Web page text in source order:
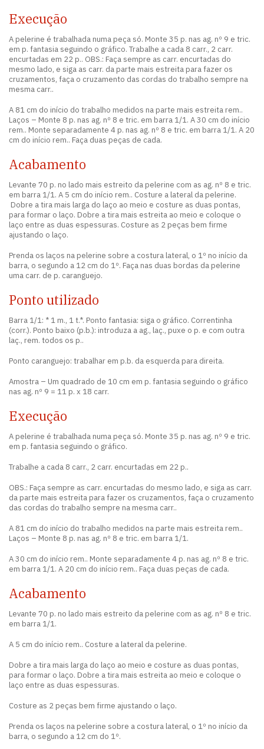
Execução
A pelerine é trabalhada numa peça só. Monte 35 p. nas ag. nº 9 e tric.
em p. fantasia seguindo o gráfico. Trabalhe a cada 8 carr., 2 carr.
encurtadas em 22 p.. OBS.: Faça sempre as carr. encurtadas do
mesmo lado, e siga as carr. da parte mais estreita para fazer os
cruzamentos, faça o cruzamento das cordas do trabalho sempre na
mesma carr..
A 81 cm do início do trabalho medidos na parte mais estreita rem..
Laços – Monte 8 p. nas ag. nº 8 e tric. em barra 1/1. A 30 cm do início
rem.. Monte separadamente 4 p. nas ag. nº 8 e tric. em barra 1/1. A 20
cm do início rem.. Faça duas peças de cada.
Acabamento
Levante 70 p. no lado mais estreito da pelerine com as ag. nº 8 e tric.
em barra 1/1. A 5 cm do início rem.. Costure a lateral da pelerine.
Dobre a tira mais larga do laço ao meio e costure as duas pontas,
para formar o laço. Dobre a tira mais estreita ao meio e coloque o
laço entre as duas espessuras. Costure as 2 peças bem firme
ajustando o laço.
Prenda os laços na pelerine sobre a costura lateral, o 1º no início da
barra, o segundo a 12 cm do 1º. Faça nas duas bordas da pelerine
uma carr. de p. caranguejo.
Ponto utilizado
Barra 1/1: * 1 m., 1 t.*. Ponto fantasia: siga o gráfico. Correntinha
(corr.). Ponto baixo (p.b.): introduza a ag., laç., puxe o p. e com outra
laç., rem. todos os p..
Ponto caranguejo: trabalhar em p.b. da esquerda para direita.
Amostra – Um quadrado de 10 cm em p. fantasia seguindo o gráfico
nas ag. nº 9 = 11 p. x 18 carr.
Execução
A pelerine é trabalhada numa peça só. Monte 35 p. nas ag. nº 9 e tric.
em p. fantasia seguindo o gráfico.
Trabalhe a cada 8 carr., 2 carr. encurtadas em 22 p..
OBS.: Faça sempre as carr. encurtadas do mesmo lado, e siga as carr.
da parte mais estreita para fazer os cruzamentos, faça o cruzamento
das cordas do trabalho sempre na mesma carr..
A 81 cm do início do trabalho medidos na parte mais estreita rem..
Laços – Monte 8 p. nas ag. nº 8 e tric. em barra 1/1.
A 30 cm do início rem.. Monte separadamente 4 p. nas ag. nº 8 e tric.
em barra 1/1. A 20 cm do início rem.. Faça duas peças de cada.
Acabamento
Levante 70 p. no lado mais estreito da pelerine com as ag. nº 8 e tric.
em barra 1/1.
A 5 cm do início rem.. Costure a lateral da pelerine.
Dobre a tira mais larga do laço ao meio e costure as duas pontas,
para formar o laço. Dobre a tira mais estreita ao meio e coloque o
laço entre as duas espessuras.
Costure as 2 peças bem firme ajustando o laço.
Prenda os laços na pelerine sobre a costura lateral, o 1º no início da
barra, o segundo a 12 cm do 1º.